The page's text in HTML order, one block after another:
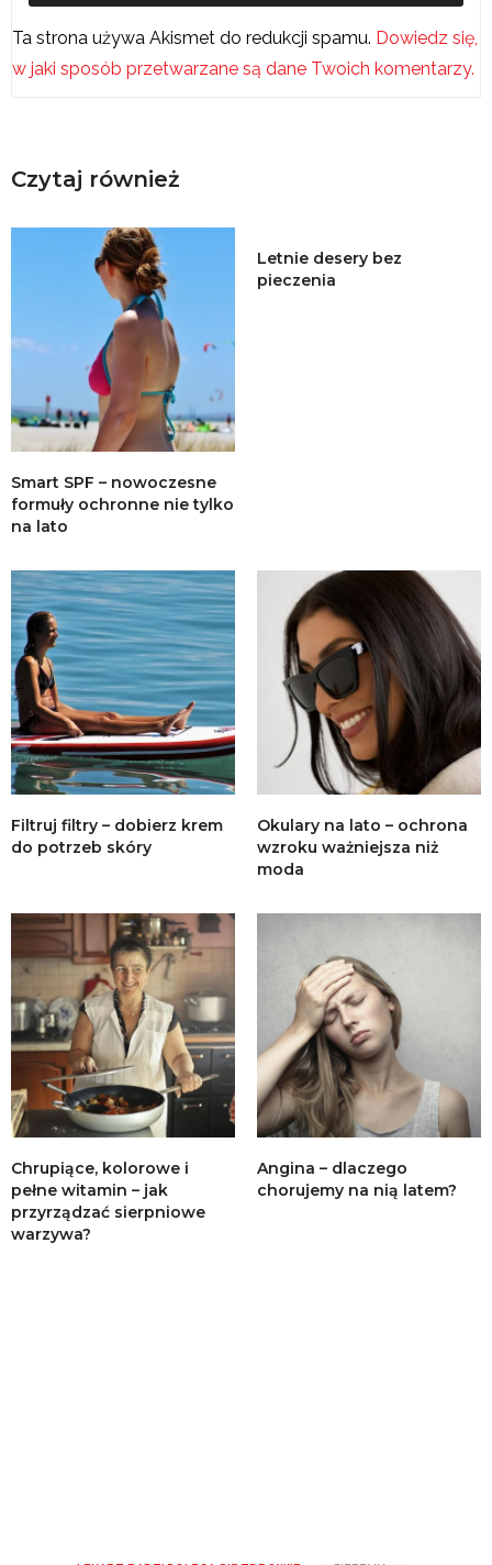
Ta strona używa Akismet do redukcji spamu. Dowiedz się,
w jaki sposób przetwarzane są dane Twoich komentarzy.
Czytaj również
Smart SPF – nowoczesne
formuły ochronne nie tylko
na lato
Letnie desery bez
pieczenia
Filtruj filtry – dobierz krem
do potrzeb skóry
Okulary na lato – ochrona
wzroku ważniejsza niż
moda
Chrupiące, kolorowe i
pełne witamin – jak
przyrządzać sierpniowe
warzywa?
Angina – dlaczego
chorujemy na nią latem?